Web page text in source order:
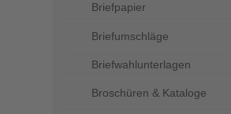
Briefpapier
Briefumschläge
Briefwahlunterlagen
Broschüren & Kataloge